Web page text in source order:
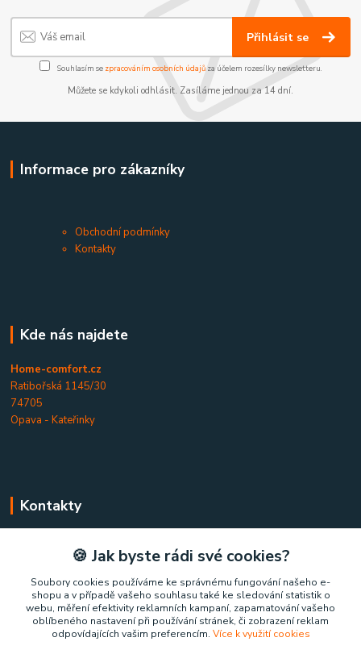
Přihlásit se
Souhlasím se zpracováním osobních údajůza účelem rozesílky newsletteru.
Můžete se kdykoli odhlásit. Zasíláme jednou za 14 dní.
Informace pro zákazníky
Obchodní podmínky
Kontakty
Kde nás najdete
Home-comfort.cz
Ratibořská 1145/30
74705
Opava - Kateřinky
Kontakty
+420 777 852 326
(Po-Pá, 9-17 hod.)
home-comfort@home-comfort.cz
🍪 Jak byste rádi své cookies?
Soubory cookies používáme ke správnému fungování našeho e-
shopu a v případě vašeho souhlasu také ke sledování statistik o
webu, měření efektivity reklamních kampaní, zapamatování vašeho
oblíbeného nastavení při používání stránek, či zobrazení reklam
odpovídajících vašim preferencím. Více k využití cookies